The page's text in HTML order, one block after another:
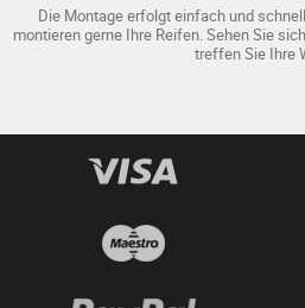
Die Montage erfolgt einfach und
montieren gerne Ihre Reifen. Sehen Sie
treffen Sie Ihre